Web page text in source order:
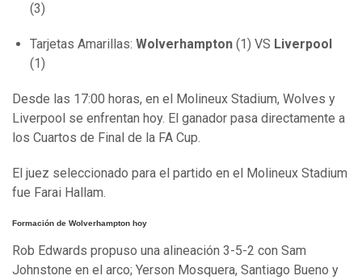
(3)
Tarjetas Amarillas: Wolverhampton (1) VS Liverpool
(1)
Desde las 17:00 horas, en el Molineux Stadium, Wolves y
Liverpool se enfrentan hoy. El ganador pasa directamente a
los Cuartos de Final de la FA Cup.
El juez seleccionado para el partido en el Molineux Stadium
fue Farai Hallam.
Formación de Wolverhampton hoy
Rob Edwards propuso una alineación 3-5-2 con Sam
Johnstone en el arco; Yerson Mosquera, Santiago Bueno y